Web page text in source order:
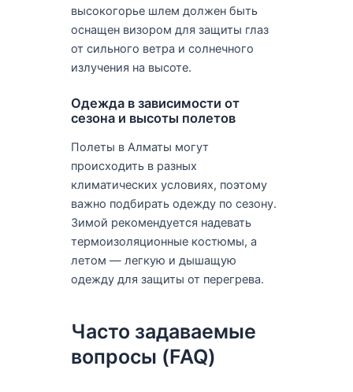
высокогорье шлем должен быть
оснащен визором для защиты глаз
от сильного ветра и солнечного
излучения на высоте.
Одежда в зависимости от
сезона и высоты полетов
Полеты в Алматы могут
происходить в разных
климатических условиях, поэтому
важно подбирать одежду по сезону.
Зимой рекомендуется надевать
термоизоляционные костюмы, а
летом — легкую и дышащую
одежду для защиты от перегрева.
Часто задаваемые
вопросы (FAQ)